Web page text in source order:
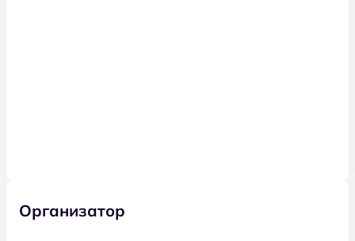
Организатор